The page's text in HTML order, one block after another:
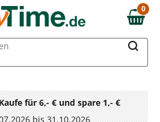
0,00 €
0
für 6,- € und spare 1,- €
bis 31.10.2026